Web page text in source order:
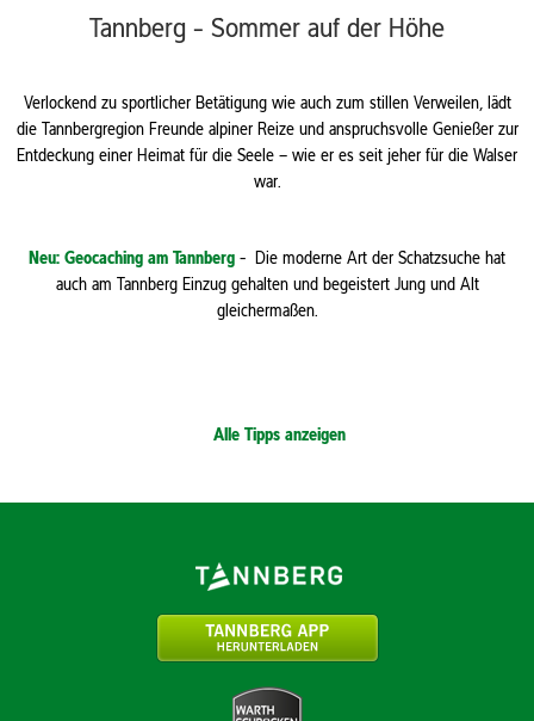
Tannberg - Sommer auf der Höhe
Verlockend zu sportlicher Betätigung wie auch zum stillen Verweilen, lädt
die Tannbergregion Freunde alpiner Reize und anspruchsvolle Genießer zur
Entdeckung einer Heimat für die Seele – wie er es seit jeher für die Walser
war.
Neu: Geocaching am Tannberg - Die moderne Art der Schatzsuche hat
auch am Tannberg Einzug gehalten und begeistert Jung und Alt
gleichermaßen.
Alle Tipps anzeigen